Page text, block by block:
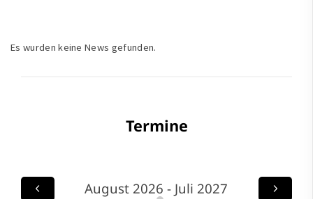
Es wurden keine News gefunden.
Termine
August 2026 - Juli 2027